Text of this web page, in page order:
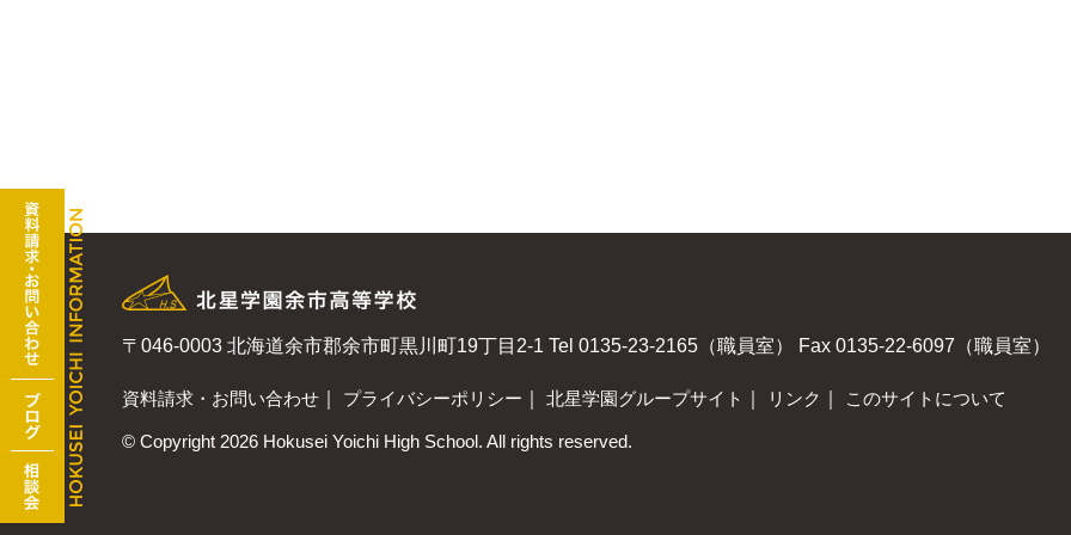
〒046-0003 北海道余市郡余市町黒川町19丁目2-1 Tel 0135-23-2165（職員室） Fax 0135-22-6097（職員室）
資料請求・お問い合わせ プライバシーポリシー 北星学園グループサイト リンク このサイトについて
© Copyright 2026 Hokusei Yoichi High School. All rights reserved.